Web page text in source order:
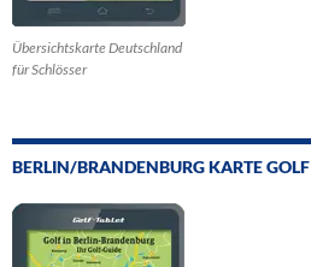
Übersichtskarte Deutschland
für Schlösser
BERLIN/BRANDENBURG KARTE GOLF